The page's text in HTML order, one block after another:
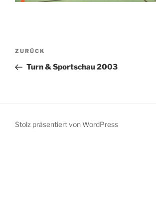
Beitragsnavigation
Vorheriger
Beitrag
ZURÜCK
Turn & Sportschau 2003
Stolz präsentiert von WordPress